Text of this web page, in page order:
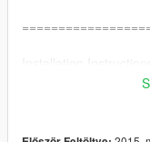
'vehshare.ytd'